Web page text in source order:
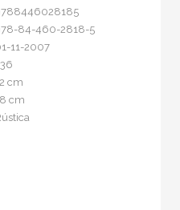
84-460-2818-5
11-2007
cm
cm